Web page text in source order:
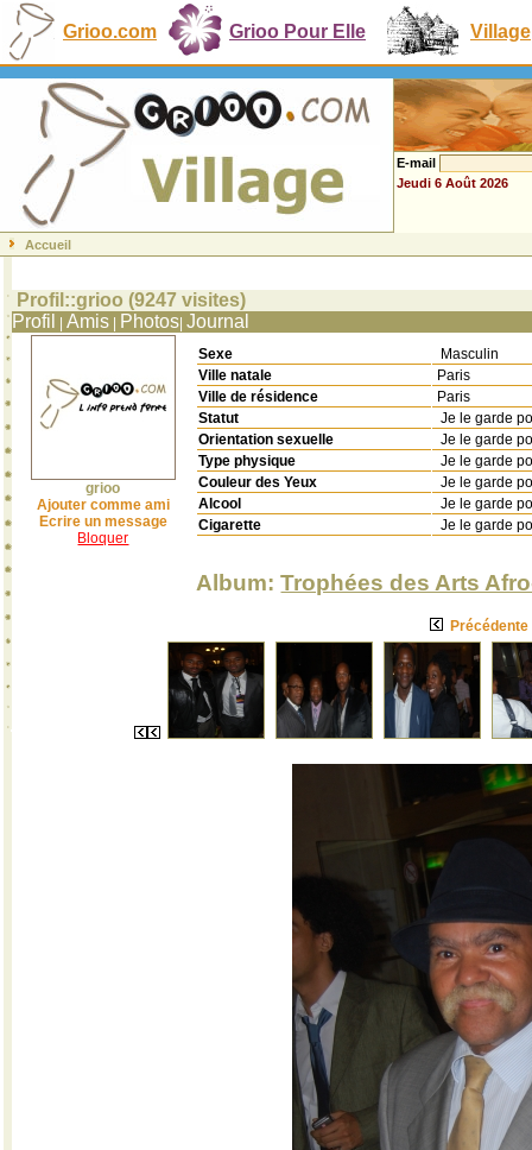
Grioo.com Grioo Pour Elle Village
E-mail
Jeudi 6 Août 2026
Accueil
Profil::grioo (9247 visites)
Profil
Amis Photos Journal
grioo
Ajouter comme ami
Ecrire un message
Bloquer
Sexe
Masculin
Ville natale
Paris
Ville de résidence
Paris
Statut
Je le garde
Orientation sexuelle
Je le garde
Type physique
Je le garde
Couleur des Yeux
Je le garde
Alcool
Je le garde
Cigarette
Je le garde
Album:Trophées des Arts
Précédente